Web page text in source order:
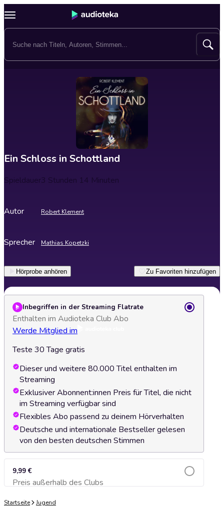
Ein Schloss in Schottland
Spieldauer3 Stunden 14 Minuten
Autor Robert Klement
Sprecher Mathias Kopetzki
Hörprobe anhören Zu Favoriten hinzufügen
Inbegriffen in der Streaming Flatrate
Enthalten im Audioteka Club Abo
Werde Mitglied im
Teste 30 Tage gratis
Dieser und weitere 80.000 Titel enthalten im
Streaming
Exklusiver Abonnent:innen Preis für Titel, die nicht
im Streaming verfügbar sind
Flexibles Abo passend zu deinem Hörverhalten
Deutsche und internationale Bestseller gelesen
von den besten deutschen Stimmen
9,99 €
Preis außerhalb des ClubsZum Warenkorb hinzufügen
Startseite Jugend